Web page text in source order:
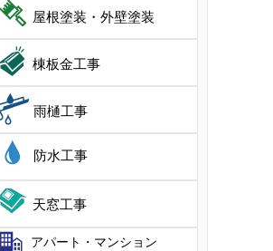
屋根塗装・外壁塗装
棟板金工事
雨樋工事
防水工事
天窓工事
アパート・マンション